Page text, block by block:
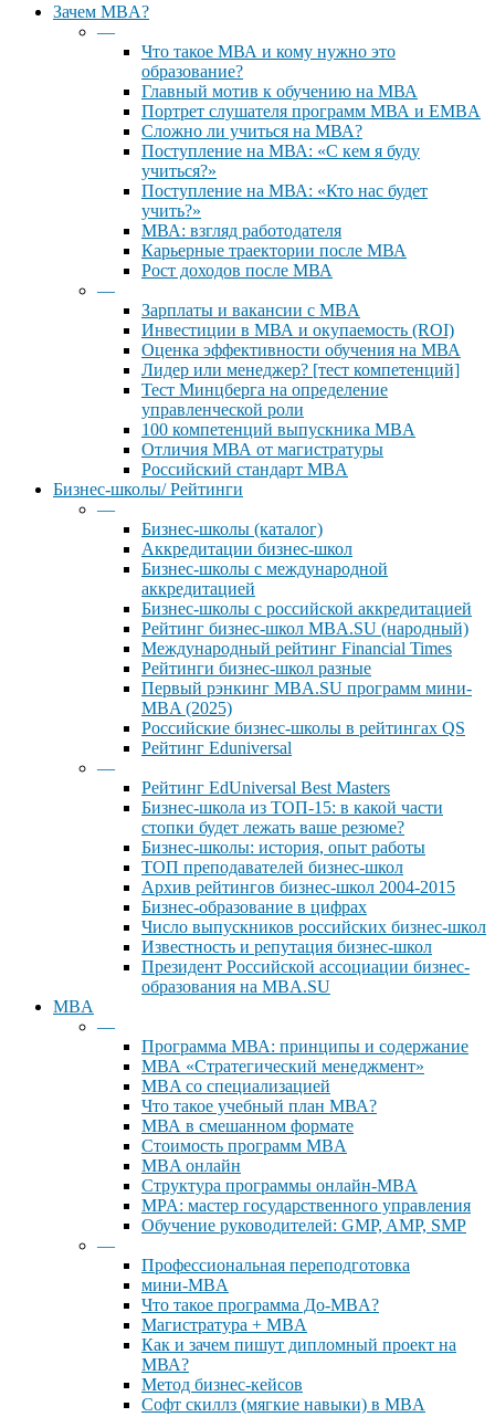
Close
Зачем MBA?
—
Что такое МВА и кому нужно это
образование?
Главный мотив к обучению на МВА
Портрет слушателя программ МВА и EMBA
Сложно ли учиться на МВА?
Поступление на МВА: «С кем я буду
учиться?»
Поступление на МВА: «Кто нас будет
учить?»
МВА: взгляд работодателя
Карьерные траектории после МВА
Рост доходов после МВА
—
Зарплаты и вакансии с MBA
Инвестиции в МВА и окупаемость (ROI)
Оценка эффективности обучения на МВА
Лидер или менеджер? [тест компетенций]
Тест Минцберга на определение
управленческой роли
100 компетенций выпускника MBA
Отличия МВА от магистратуры
Российский стандарт MBA
Бизнес-школы/ Рейтинги
—
Бизнес-школы (каталог)
Аккредитации бизнес-школ
Бизнес-школы с международной
аккредитацией
Бизнес-школы с российской аккредитацией
Рейтинг бизнес-школ MBA.SU (народный)
Международный рейтинг Financial Times
Рейтинги бизнес-школ разные
Первый рэнкинг MBA.SU программ мини-
MBA (2025)
Российские бизнес-школы в рейтингах QS
Рейтинг Eduniversal
—
Рейтинг EdUniversal Best Masters
Бизнес-школа из ТОП-15: в какой части
стопки будет лежать ваше резюме?
Бизнес-школы: история, опыт работы
ТОП преподавателей бизнес-школ
Архив рейтингов бизнес-школ 2004-2015
Бизнес-образование в цифрах
Число выпускников российских бизнес-школ
Известность и репутация бизнес-школ
Президент Российской ассоциации бизнес-
образования на MBA.SU
MBA
—
Программа МВА: принципы и содержание
МВА «Cтратегический менеджмент»
MBA со специализацией
Что такое учебный план МВА?
МВА в смешанном формате
Стоимость программ MBA
MBA онлайн
Cтруктура программы онлайн-MBA
MPA: мастер государственного управления
Обучение руководителей: GMP, AMP, SMP
—
Профессиональная переподготовка
мини-MBA
Что такое программа До-MBA?
Магистратура + MBA
Как и зачем пишут дипломный проект на
МВА?
Метод бизнес-кейсов
Софт скиллз (мягкие навыки) в MBA